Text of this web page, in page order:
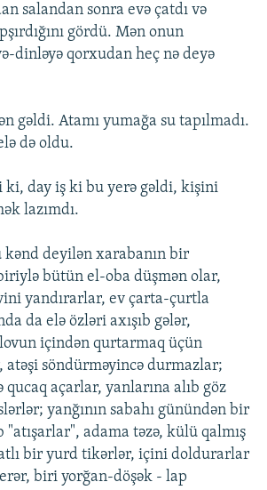
salandan sonra evə çatdı və
gördü. Mən onun
dinləyə qorxudan heç nə deyə
gəldi. Atamı yumağa su tapılmadı.
də oldu.
ki, day iş ki bu yerə gəldi, kişini
lazımdı.
kənd deyilən xarabanın bir
bütün el-oba düşmən olar,
yandırarlar, ev çarta-çurtla
da elə özləri axışıb gələr,
içindən qurtarmaq üçün
atəşi söndürməyincə durmazlar;
qucaq açarlar, yanlarına alıb göz
yanğının sabahı günündən bir
"atışarlar", adama təzə, külü qalmış
bir yurd tikərlər, içini doldurarlar
biri yorğan-döşək - lap